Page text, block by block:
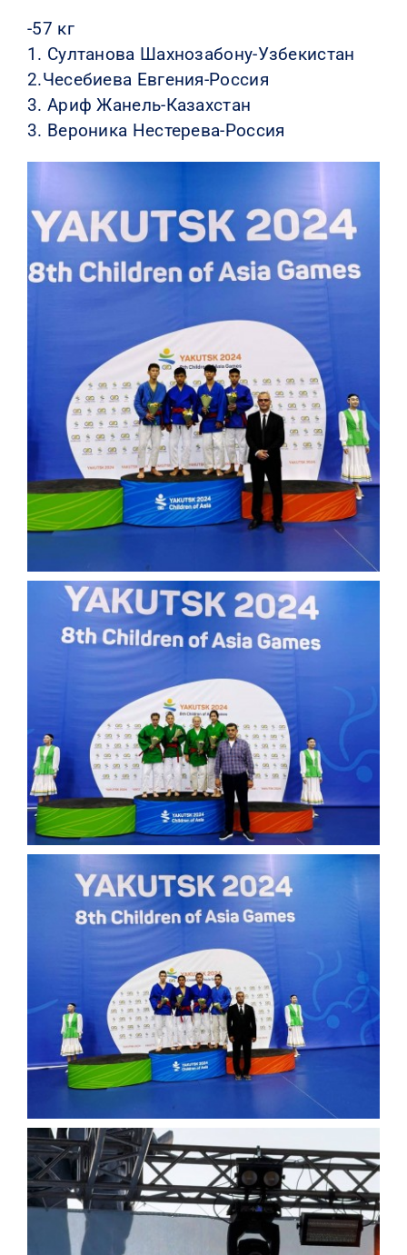
-57 кг
1. Султанова Шахнозабону-Узбекистан
2.Чесебиева Евгения-Россия
3. Ариф Жанель-Казахстан
3. Вероника Нестерева-Россия